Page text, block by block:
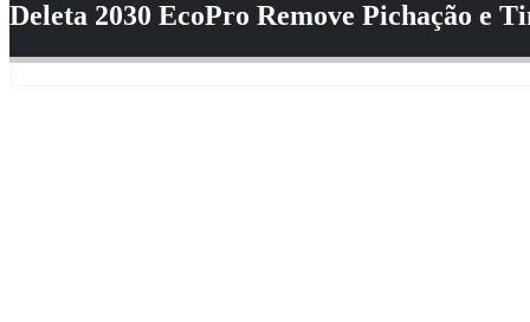
Deleta 2030 EcoPro Remove Pichação e